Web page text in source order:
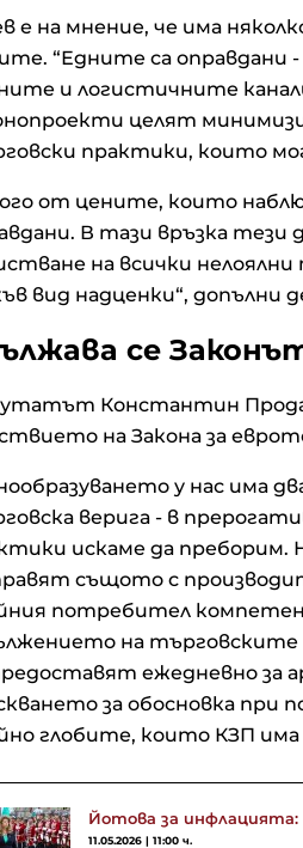
е на мнение, че има
“Едните са оправдани
и логистичните
целят
практики, които
от цените, които
В тази връзка тези
на всички
вид надценки“, допълни
се
Константин
на Закона за
у нас има
верига - в
искаме да преборим.
същото с
потребител
на търговските
ежедневно за
за обосновка при
глобите, които КЗП има
Йотова за инфлацията:
11.05.2026 | 11:00 ч.